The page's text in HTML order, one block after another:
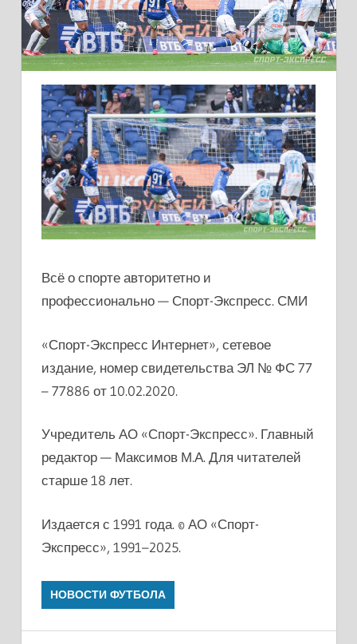
Всё о спорте авторитетно и
профессионально — Спорт-Экспресс. СМИ
«Спорт-Экспресс Интернет», сетевое
издание, номер свидетельства ЭЛ № ФС 77
– 77886 от 10.02.2020.
Учредитель АО «Спорт-Экспресс». Главный
редактор — Максимов М.А. Для читателей
старше 18 лет.
Издается с 1991 года. © АО «Спорт-
Экспресс», 1991–2025.
НОВОСТИ ФУТБОЛА